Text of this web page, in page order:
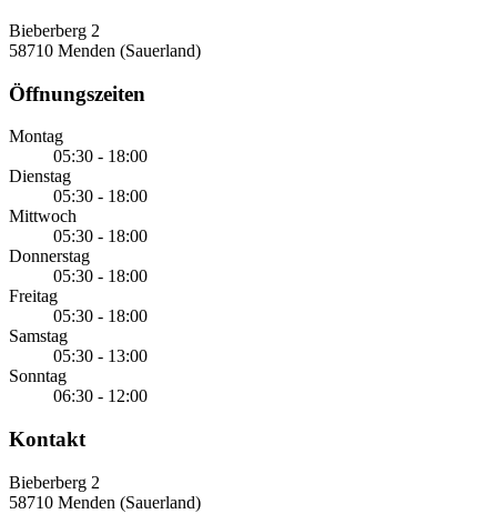
Bieberberg 2
58710 Menden (Sauerland)
Öffnungszeiten
Montag
05:30 - 18:00
Dienstag
05:30 - 18:00
Mittwoch
05:30 - 18:00
Donnerstag
05:30 - 18:00
Freitag
05:30 - 18:00
Samstag
05:30 - 13:00
Sonntag
06:30 - 12:00
Kontakt
Bieberberg 2
58710 Menden (Sauerland)